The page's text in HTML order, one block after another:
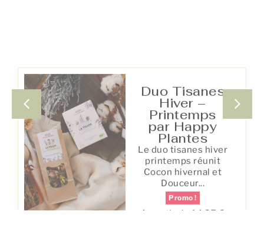
par Happy
Le duo tisanes hiver
printemps réunit
Cocon hivernal et
Douceur...
Promo !
A partir de 14,25€
TTC